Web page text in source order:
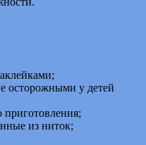
осторожными у детей
из ниток;